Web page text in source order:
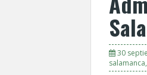
30
salamanca,